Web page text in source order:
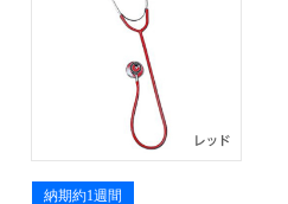
納期約1週間